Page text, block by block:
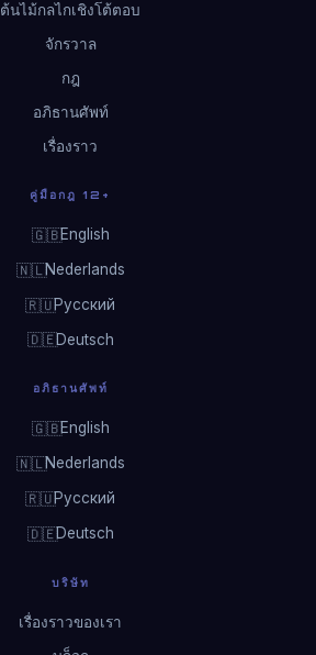
ต้นไม้กลไกเชิงโต้ตอบ
จักรวาล
กฎ
อภิธานศัพท์
เรื่องราว
คู่มือกฎ 12+
🇬🇧English
🇳🇱Nederlands
🇷🇺Русский
🇩🇪Deutsch
อภิธานศัพท์
🇬🇧English
🇳🇱Nederlands
🇷🇺Русский
🇩🇪Deutsch
บริษัท
เรื่องราวของเรา